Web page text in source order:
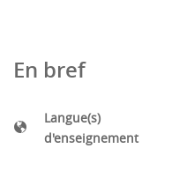
En bref
Langue(s)
d'enseignement